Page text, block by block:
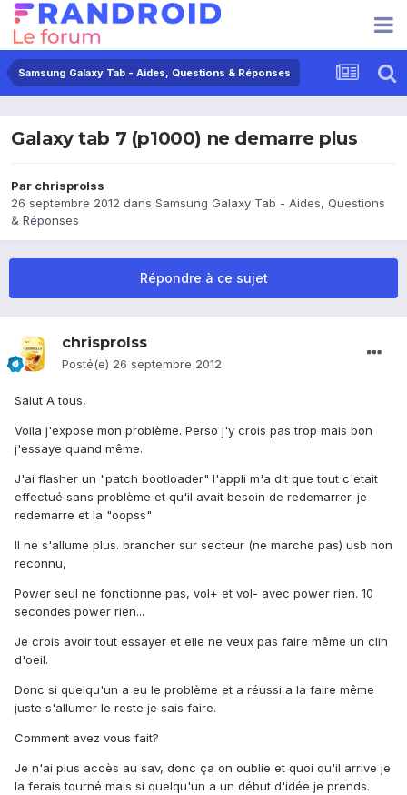
Samsung Galaxy Tab - Aides, Questions & Réponses
Galaxy tab 7 (p1000) ne demarre plus
Par chrisprolss
26 septembre 2012 dans Samsung Galaxy Tab - Aides, Questions
& Réponses
Répondre à ce sujet
chrisprolss
Posté(e) 26 septembre 2012
Salut A tous,
Voila j'expose mon problème. Perso j'y crois pas trop mais bon
j'essaye quand même.
J'ai flasher un "patch bootloader" l'appli m'a dit que tout c'etait
effectué sans problème et qu'il avait besoin de redemarrer. je
redemarre et la "oopss"
Il ne s'allume plus. brancher sur secteur (ne marche pas) usb non
reconnu,
Power seul ne fonctionne pas, vol+ et vol- avec power rien. 10
secondes power rien...
Je crois avoir tout essayer et elle ne veux pas faire même un clin
d'oeil.
Donc si quelqu'un a eu le problème et a réussi a la faire même
juste s'allumer le reste je sais faire.
Comment avez vous fait?
Je n'ai plus accès au sav, donc ça on oublie et quoi qu'il arrive je
la ferais tourné mais si quelqu'un a un début d'idée je prends.